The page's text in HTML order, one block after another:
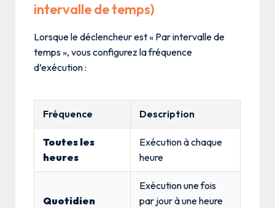
intervalle de temps)
Lorsque le déclencheur est « Par intervalle de
temps », vous configurez la fréquence
d’exécution :
Fréquence Description
Toutes les
heures
Exécution à chaque
heure
Quotidien
Exécution une fois
par jour à une heure